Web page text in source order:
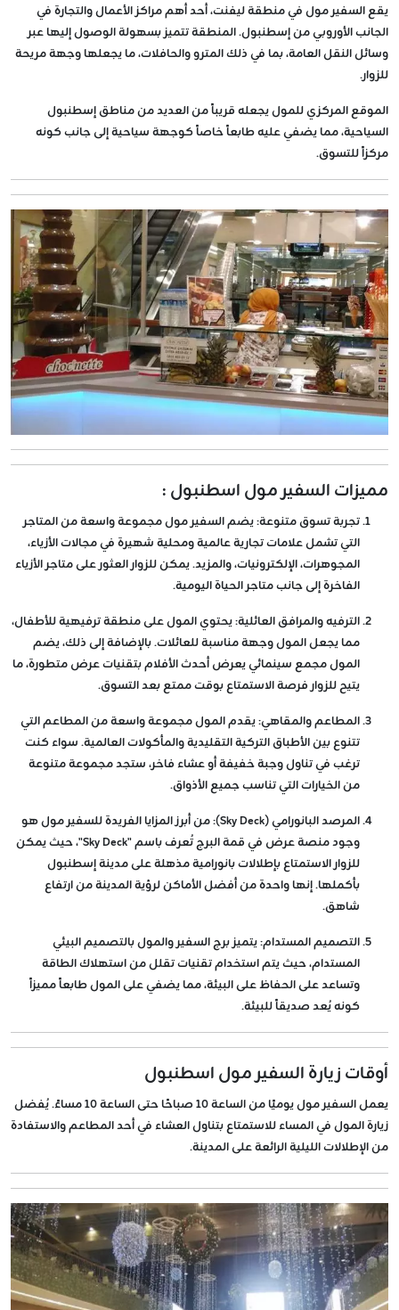
يقع السفير مول في منطقة ليفنت، أحد أهم مراكز الأعمال والتجارة في
الجانب الأوروبي من إسطنبول. المنطقة تتميز بسهولة الوصول إليها عبر
وسائل النقل العامة، بما في ذلك المترو والحافلات، ما يجعلها وجهة مريحة
للزوار.
الموقع المركزي للمول يجعله قريباً من العديد من مناطق إسطنبول
السياحية، مما يضفي عليه طابعاً خاصاً كوجهة سياحية إلى جانب كونه
مركزاً للتسوق.
مميزات السفير مول اسطنبول :
تجربة تسوق متنوعة:يضم السفير مول مجموعة واسعة من المتاجر
التي تشمل علامات تجارية عالمية ومحلية شهيرة في مجالات الأزياء،
المجوهرات، الإلكترونيات، والمزيد. يمكن للزوار العثور على متاجر الأزياء
الفاخرة إلى جانب متاجر الحياة اليومية.
الترفيه والمرافق العائلية:يحتوي المول على منطقة ترفيهية للأطفال،
مما يجعل المول وجهة مناسبة للعائلات. بالإضافة إلى ذلك، يضم
المول مجمع سينمائي يعرض أحدث الأفلام بتقنيات عرض متطورة، ما
يتيح للزوار فرصة الاستمتاع بوقت ممتع بعد التسوق.
المطاعم والمقاهي:يقدم المول مجموعة واسعة من المطاعم التي
تتنوع بين الأطباق التركية التقليدية والمأكولات العالمية. سواء كنت
ترغب في تناول وجبة خفيفة أو عشاء فاخر، ستجد مجموعة متنوعة
من الخيارات التي تناسب جميع الأذواق.
المرصد البانورامي (Sky Deck):
من أبرز المزايا الفريدة للسفير مول هو
وجود منصة عرض في قمة البرج تُعرف باسم "Sky Deck"، حيث يمكن
للزوار الاستمتاع بإطلالات بانورامية مذهلة على مدينة إسطنبول
بأكملها. إنها واحدة من أفضل الأماكن لرؤية المدينة من ارتفاع
شاهق.
التصميم المستدام:يتميز برج السفير والمول بالتصميم البيئي
المستدام، حيث يتم استخدام تقنيات تقلل من استهلاك الطاقة
وتساعد على الحفاظ على البيئة، مما يضفي على المول طابعاً مميزاً
كونه يُعد صديقاً للبيئة.
أوقات زيارة السفير مول اسطنبول
يعمل السفير مول يوميًا من الساعة 10 صباحًا حتى الساعة 10 مساءً. يُفضل
زيارة المول في المساء للاستمتاع بتناول العشاء في أحد المطاعم والاستفادة
من الإطلالات الليلية الرائعة على المدينة.